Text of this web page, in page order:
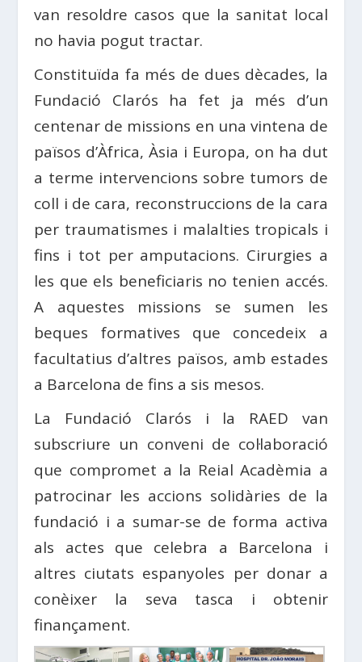
van resoldre casos que la sanitat local
no havia pogut tractar.
Constituïda fa més de dues dècades, la
Fundació Clarós ha fet ja més d’un
centenar de missions en una vintena de
països d’Àfrica, Àsia i Europa, on ha dut
a terme intervencions sobre tumors de
coll i de cara, reconstruccions de la cara
per traumatismes i malalties tropicals i
fins i tot per amputacions. Cirurgies a
les que els beneficiaris no tenien accés.
A aquestes missions se sumen les
beques formatives que concedeix a
facultatius d’altres països, amb estades
a Barcelona de fins a sis mesos.
La Fundació Clarós i la RAED van
subscriure un conveni de col·laboració
que compromet a la Reial Acadèmia a
patrocinar les accions solidàries de la
fundació i a sumar-se de forma activa
als actes que celebra a Barcelona i
altres ciutats espanyoles per donar a
conèixer la seva tasca i obtenir
finançament.